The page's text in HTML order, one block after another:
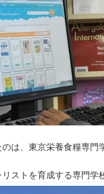
は、東京栄養食糧専門
ストを育成する専門学